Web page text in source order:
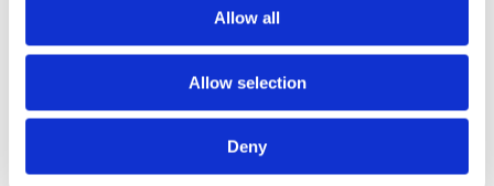
Allow all
Allow selection
Deny
Lars ”Lasse” Fransén